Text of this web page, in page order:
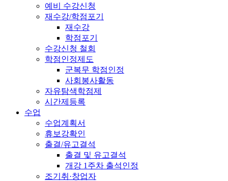
예비 수강신청
재수강/학점포기
재수강
학점포기
수강신청 철회
학점인정제도
군복무 학점인정
사회봉사활동
자유탐색학점제
시간제등록
수업
수업계획서
휴보강확인
출결/유고결석
출결 및 유고결석
개강 1주차 출석인정
조기취·창업자